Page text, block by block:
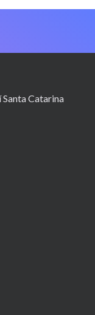
Catarina